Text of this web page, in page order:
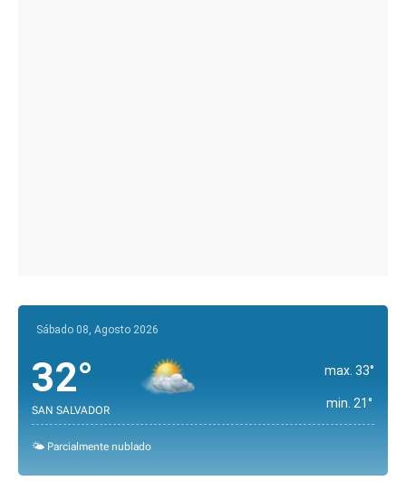
Sábado 08, Agosto 2026
32°
SAN SALVADOR
max. 33°
min. 21°
🌤️ Parcialmente nublado